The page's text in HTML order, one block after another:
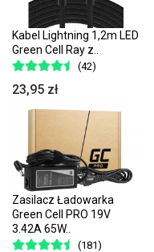
Kabel Lightning 1,2m LED
Green Cell Ray z..
(42)
23,95 zł
Zasilacz Ładowarka
Green Cell PRO 19V
3.42A 65W..
(181)